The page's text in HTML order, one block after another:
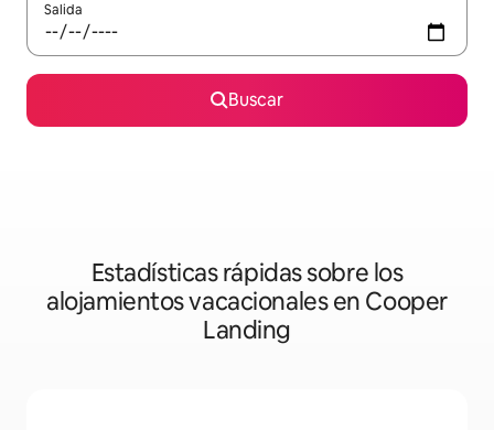
Salida
Buscar
Estadísticas rápidas sobre los
alojamientos vacacionales en Cooper
Landing